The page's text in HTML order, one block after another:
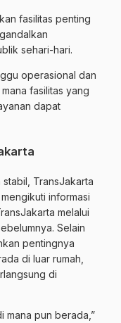
fasilitas penting
sehari-hari.
operasional dan
fasilitas yang
dapat
TransJakarta
informasi
melalui
Selain
pentingnya
di luar rumah,
di
mana pun berada,”